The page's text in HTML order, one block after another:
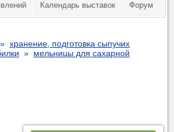
Календарь выставок Форум
хранение, подготовка сыпучих
» мельницы для сахарной